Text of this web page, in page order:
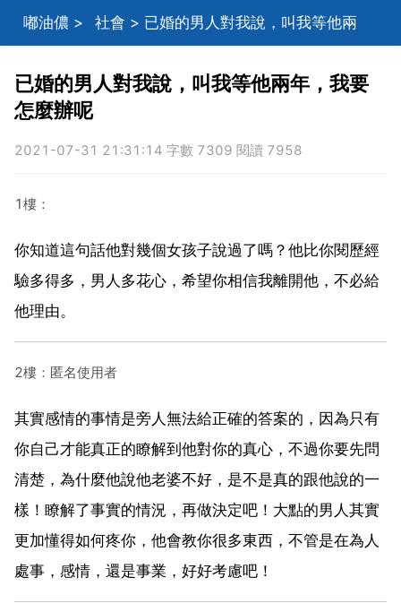
嘟油儂 > 社會 > 已婚的男人對我說，叫我等他兩
已婚的男人對我說，叫我等他兩年，我要
怎麼辦呢
2021-07-31 21:31:14 字數 7309 閱讀 7958
1樓：
你知道這句話他對幾個女孩子說過了嗎？他比你閱歷經
驗多得多，男人多花心，希望你相信我離開他，不必給
他理由。
2樓：匿名使用者
其實感情的事情是旁人無法給正確的答案的，因為只有
你自己才能真正的瞭解到他對你的真心，不過你要先問
清楚，為什麼他說他老婆不好，是不是真的跟他說的一
樣！瞭解了事實的情況，再做決定吧！大點的男人其實
更加懂得如何疼你，他會教你很多東西，不管是在為人
處事，感情，還是事業，好好考慮吧！